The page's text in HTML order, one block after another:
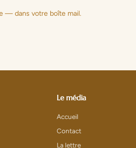
— dans votre boîte mail.
Le média
Accueil
Contact
La lettre